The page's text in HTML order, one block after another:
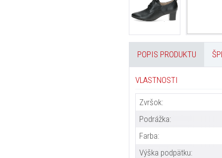
POPIS PRODUKTU
VLASTNOSTI
Zvršok:
Podrážka:
Farba:
Výška podpätku: